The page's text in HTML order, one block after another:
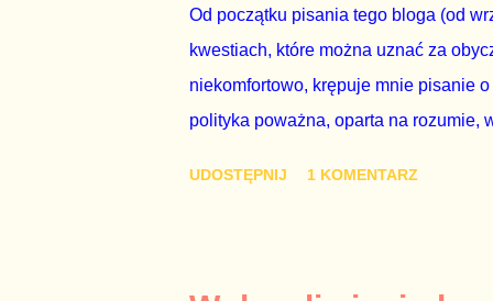
procedurze zmiany Konstytu...
Od początku pisania tego bloga (od
kwestiach, które można uznać za
niekomfortowo, krępuje mnie pisanie
polityka poważna, oparta na rozumie,
prawdziwe – zagrażają interesowi
UDOSTĘPNIJ 1 KOMENTARZ